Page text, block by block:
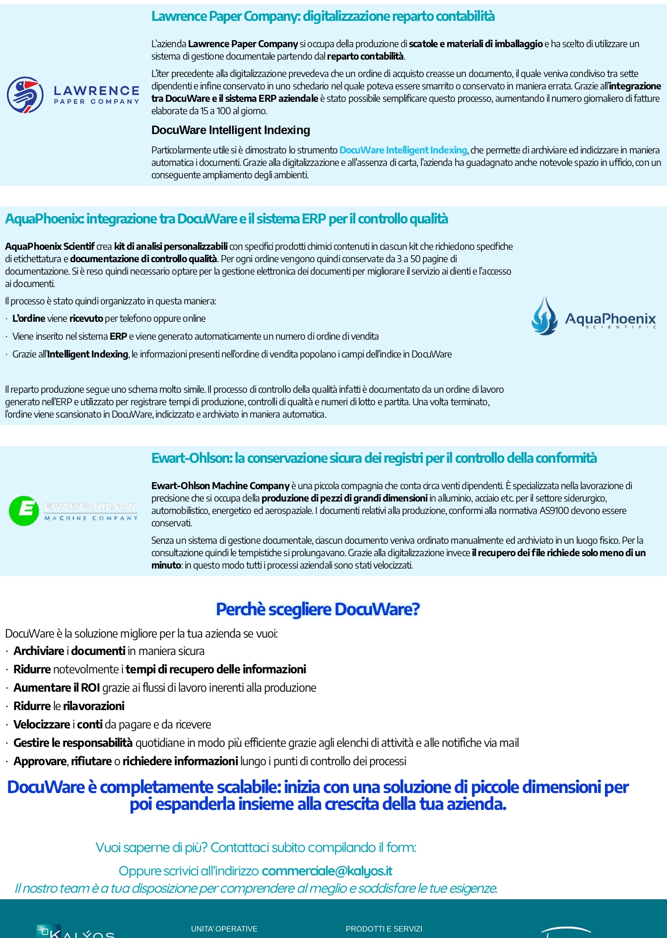
Lawrence Paper Company: digitalizzazione reparto contabilità
L’azienda Lawrence Paper Companysi occupa della produzione discatole e materiali di imballaggioe ha scelto di utilizzare un
sistema di gestione documentale partendo dal reparto contabilità.
L’iter precedente alla digitalizzazione prevedeva che un ordine di acquisto creasse un documento, il quale veniva condiviso tra sette
dipendenti e infine conservato in uno schedario nel quale poteva essere smarrito o conservato in maniera errata. Grazie all’integrazione
tra DocuWare e il sistema ERP aziendaleè stato possibile semplificare questo processo, aumentando il numero giornaliero di fatture
elaborate da 15 a 100 al giorno.
DocuWare Intelligent Indexing
Particolarmente utile si è dimostrato lo strumento DocuWare Intelligent Indexing, che permette di archiviare ed indicizzare in maniera
automatica i documenti. Grazie alla digitalizzazione e all’assenza di carta, l’azienda ha guadagnato anche notevole spazio in ufficio, con un
conseguente ampliamento degli ambienti.
AquaPhoenix: integrazione tra DocuWare e il sistema ERP per il controllo qualità
AquaPhoenix Scientifcrea kit di analisi personalizzabilicon specifici prodotti chimici contenuti in ciascun kit che richiedono specifiche
di etichettatura edocumentazione di controllo qualità. Per ogni ordine vengono quindi conservate da 3 a 50 pagine di
documentazione. Si è reso quindi necessario optare per la gestione elettronica dei documenti per migliorare il servizio ai clienti e l’accesso
ai documenti.
Il processo è stato quindi organizzato in questa maniera:
· L’ordineviene ricevutoper telefono oppure online
· Viene inserito nel sistema ERP e viene generato automaticamente un numero di ordine di vendita
· Grazie all’Intelligent Indexing, le informazioni presenti nell’ordine di vendita popolano i campi dell’indice in DocuWare
Il reparto produzione segue uno schema molto simile. Il processo di controllo della qualità infatti è documentato da un ordine di lavoro
generato nell’ERP e utilizzato per registrare tempi di produzione, controlli di qualità e numeri di lotto e partita. Una volta terminato,
l’ordine viene scansionato in DocuWare, indicizzato e archiviato in maniera automatica.
Ewart-Ohlson: la conservazione sicura dei registri per il controllo della conformità
Ewart-Ohlson Machine Companyè una piccola compagnia che conta circa venti dipendenti. È specializzata nella lavorazione di
precisione che si occupa della produzione di pezzi di grandi dimensioniin alluminio, acciaio etc. per il settore siderurgico,
automobilistico, energetico ed aerospaziale. I documenti relativi alla produzione, conformi alla normativa AS9100 devono essere
conservati.
Senza un sistema di gestione documentale, ciascun documento veniva ordinato manualmente ed archiviato in un luogo fisico. Per la
consultazione quindi le tempistiche si prolungavano.Grazie alla digitalizzazione inveceil recupero dei file richiede solo meno di un
minuto: in questo modo tutti i processi aziendali sono stati velocizzati.
Perchè scegliere DocuWare?
DocuWare è la soluzione migliore per la tua azienda se vuoi:
· Archiviare idocumentiin maniera sicura
· Ridurre notevolmente itempi di recupero delle informazioni
· Aumentare il ROI grazie ai flussi di lavoro inerenti alla produzione
· Ridurre le rilavorazioni
· Velocizzare icontida pagare e da ricevere
· Gestire le responsabilità quotidiane in modo più efficiente grazie agli elenchi di attività e alle notifiche via mail
· Approvare, rifiutare o richiedere informazionilungo i punti di controllo dei processi
DocuWare è completamente scalabile: inizia con una soluzione di piccole dimensioni per
poi espanderla insieme alla crescita della tua azienda.
Vuoi saperne di più? Contattaci subito compilando il form:
Oppure scrivici all’indirizzocommerciale@kalyos.it
Il nostro team è a tua disposizione per comprendere al meglio e soddisfare le tue esigenze.
UNITA’ OPERATIVE PRODOTTI E SERVIZI